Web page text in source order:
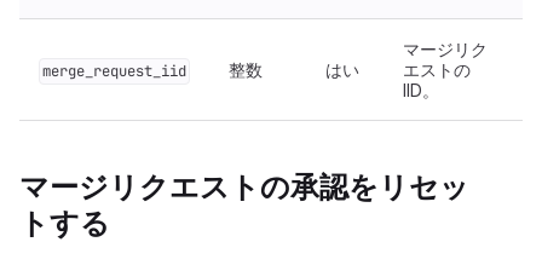
merge_request_iid 整数 はい
マージリク
エストの
IID。
マージリクエストの承認をリセッ
トする